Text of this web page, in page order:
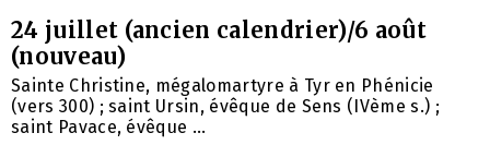
24 juillet (ancien calendrier)/6 août
(nouveau)
Sainte Christine, mégalomartyre à Tyr en Phénicie
(vers 300) ; saint Ursin, évêque de Sens (IVème s.) ;
saint Pavace, évêque ...